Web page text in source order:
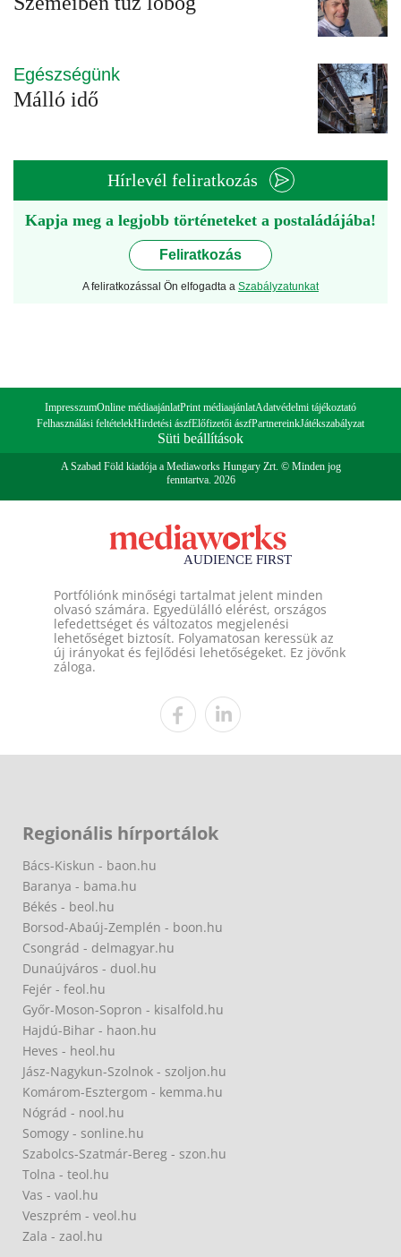
Egészségünk
Málló idő
Hírlevél feliratkozás
Kapja meg a legjobb történeteket a postaládájába!
Feliratkozás
A feliratkozással Ön elfogadta a Szabályzatunkat
ImpresszumOnline médiaajánlatPrint médiaajánlatAdatvédelmi tájékoztató
Felhasználási feltételekHirdetési ászfElőfizetői ászfPartnereinkJátékszabályzat
Süti beállítások
A Szabad Föld kiadója a Mediaworks Hungary Zrt. © Minden jog
fenntartva. 2026
Portfóliónk minőségi tartalmat jelent minden
olvasó számára. Egyedülálló elérést, országos
lefedettséget és változatos megjelenési
lehetőséget biztosít. Folyamatosan keressük az
új irányokat és fejlődési lehetőségeket. Ez jövőnk
záloga.
Regionális hírportálok
Bács-Kiskun - baon.hu
Baranya - bama.hu
Békés - beol.hu
Borsod-Abaúj-Zemplén - boon.hu
Csongrád - delmagyar.hu
Dunaújváros - duol.hu
Fejér - feol.hu
Győr-Moson-Sopron - kisalfold.hu
Hajdú-Bihar - haon.hu
Heves - heol.hu
Jász-Nagykun-Szolnok - szoljon.hu
Komárom-Esztergom - kemma.hu
Nógrád - nool.hu
Somogy - sonline.hu
Szabolcs-Szatmár-Bereg - szon.hu
Tolna - teol.hu
Vas - vaol.hu
Veszprém - veol.hu
Zala - zaol.hu